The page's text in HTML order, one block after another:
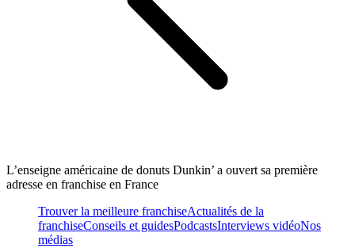
L’enseigne américaine de donuts Dunkin’ a ouvert sa première
adresse en franchise en France
Trouver la meilleure franchiseActualités de la
franchiseConseils et guidesPodcastsInterviews vidéoNos
médias